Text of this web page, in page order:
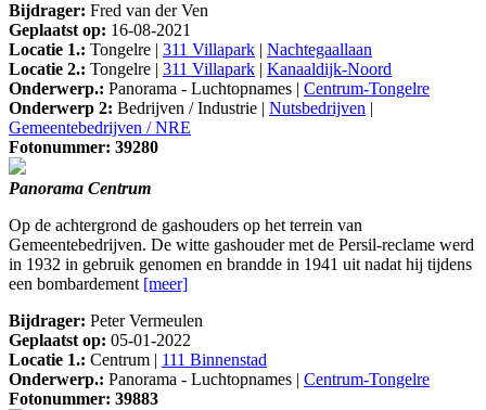
Bijdrager: Fred van der Ven
Geplaatst op: 16-08-2021
Locatie 1.: Tongelre | 311 Villapark | Nachtegaallaan
Locatie 2.: Tongelre | 311 Villapark | Kanaaldijk-Noord
Onderwerp.: Panorama - Luchtopnames | Centrum-Tongelre
Onderwerp 2: Bedrijven / Industrie | Nutsbedrijven |
Gemeentebedrijven / NRE
Fotonummer: 39280
Panorama Centrum
Op de achtergrond de gashouders op het terrein van
Gemeentebedrijven. De witte gashouder met de Persil-reclame werd
in 1932 in gebruik genomen en brandde in 1941 uit nadat hij tijdens
een bombardement [meer]
Bijdrager: Peter Vermeulen
Geplaatst op: 05-01-2022
Locatie 1.: Centrum | 111 Binnenstad
Onderwerp.: Panorama - Luchtopnames | Centrum-Tongelre
Fotonummer: 39883